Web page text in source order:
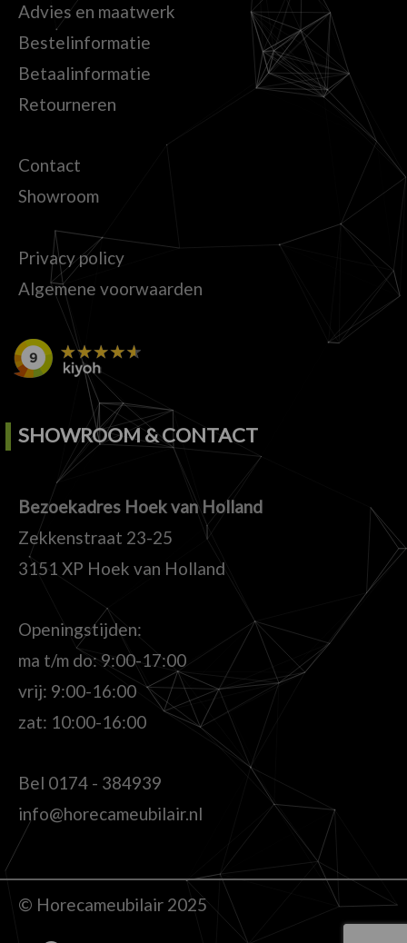
Advies en maatwerk
Bestelinformatie
Betaalinformatie
Retourneren
Contact
Showroom
Privacy policy
Algemene voorwaarden
SHOWROOM & CONTACT
Bezoekadres Hoek van Holland
Zekkenstraat 23-25
3151 XP Hoek van Holland
Openingstijden:
ma t/m do: 9:00-17:00
vrij: 9:00-16:00
zat: 10:00-16:00
Bel 0174 - 384939
info@horecameubilair.nl
© Horecameubilair 2025